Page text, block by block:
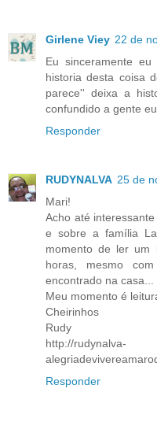
Girlene Viey 22 de
Eu sinceramente
historia desta coisa
parece'' deixa a
confundido a gente
Responder
RUDYNALVA 25 de
Mari!
Acho até
e sobre a família
momento de ler um
horas, mesmo
encontrado na casa...
Meu momento é
Cheirinhos
Rudy
http://rudynalva-
Responder